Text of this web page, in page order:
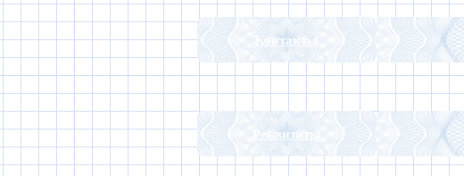
Контакты
Реквизиты